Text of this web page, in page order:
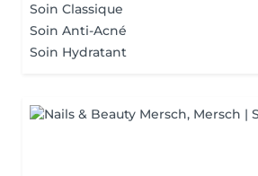
Soin Classique
Soin Anti-Acné
Soin Hydratant